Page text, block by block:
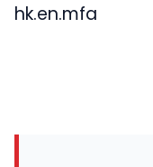
hk.en.mfa